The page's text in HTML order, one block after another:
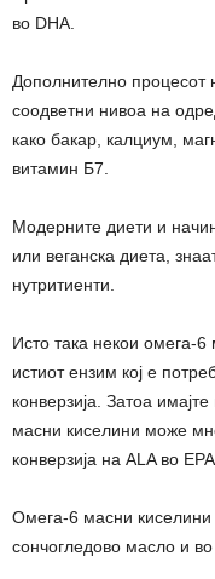
во DHA.
Дополнително процесот
соодветни нивоа на
како бакар, калциум,
витамин Б7.
Модерните диети и
или веганска диета,
нутритиенти.
Исто така некои омега-6
истиот ензим кој е
конверзија. Затоа
масни киселини може
конверзија на ALA во
Омега-6 масни киселини
сончогледово масло и